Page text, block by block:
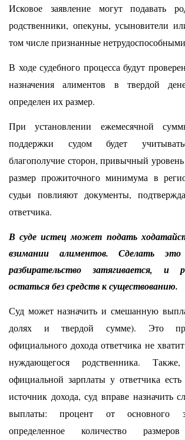
Исковое заявление могут подавать
родственники, опекуны, усыновители
том числе признанные
В ходе судебного процесса будут
назначения алиментов в твердой
определен их размер.
При установлении ежемесячной
поддержки судом будет
благополучие сторон, привычный
размер прожиточного минимума в
судьи повлияют документы,
ответчика.
В суде истец может подать
взимании алиментов. Сделать это
разбирательство затягивается, и
остаться без средств к существованию.
Суд может назначить и смешанную
долях и твердой сумме). Это
официального дохода ответчика не
нуждающегося родственника.
официальной зарплаты у ответчика
источник дохода, суд вправе назначить
выплаты: процент от основного
определенное количество